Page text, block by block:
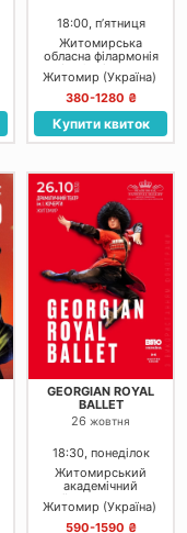
18:00, пʼятниця
Житомирська
обласна філармонія
ім. С. Ріхтера
Житомир (Україна)
380-1280 ₴
Купити квиток
GEORGIAN ROYAL
BALLET
26жовтня
18:30, понеділок
Житомирський
академічний
український музично-
драматичний театр
Івана Кочерги
Житомир (Україна)
590-1590 ₴